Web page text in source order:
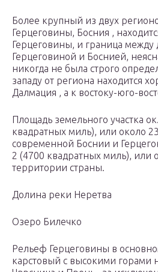
Более крупный из двух
Герцеговины, Босния ,
Герцеговины, и граница между
Герцеговиной и Боснией,
никогда не была строго
западу от региона находится
Далмация , а к востоку-юго-
Площадь земельного участка ок.
квадратных миль), или около
современной Боснии и
2 (4700 квадратных миль), или
территории страны.
Долина реки Неретва
Озеро Билечко
Рельеф Герцеговины в
карстовый с высокими горами